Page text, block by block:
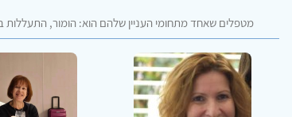
מטפלים שאחד מתחומי העניין שלהם הוא: הומור, התעללות